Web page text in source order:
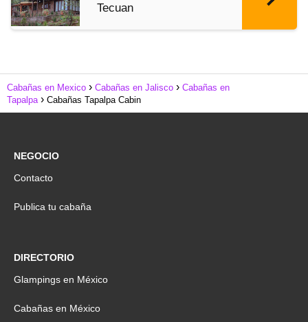
Tecuan
Cabañas en Mexico Cabañas en Jalisco
Cabañas en
Tapalpa
Cabañas Tapalpa Cabin
NEGOCIO
Contacto
Publica tu cabaña
DIRECTORIO
Glampings en México
Cabañas en México